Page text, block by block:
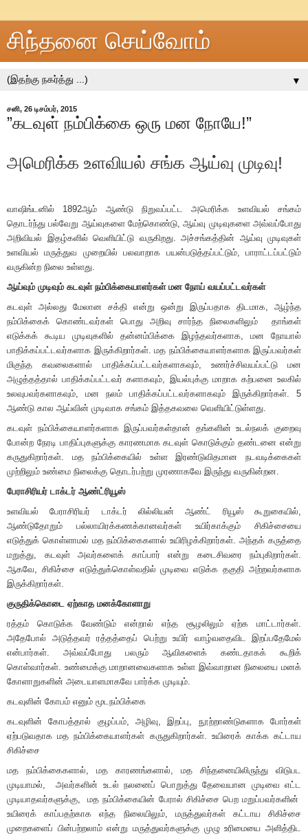
சிந்தனை செய்வோம்
▼
சனி, 26 டிசம்பர், 2015
”கடவுள் நம்பிக்கை ஒரு மன நோயே!”
அமெரிக்க உளவியல் சங்க ஆய்வு முடிவு!
வாஷிங்டனில் 1892ஆம் ஆண்டு நிறுவப்பட்ட அமெரிக்க உளவியல் சங்கம்
தொடர்ந்து பல்வேறு ஆய்வுகளை மேற்கொண்டு, ஆய்வு முடிவுகளை அவ்வப்போது
அறிவியல் இதழ்களில் வெளியிட்டு வருகிறது. அச்சங்கத்தின் ஆய்வு முடிவுகள்
உளவியல் மருத்துவ முறையில் பலவாறாக பயன்படுத்தப்பட்டும், பாராட்டப்பட்டும்
வருகின்ற நிலை உள்ளது.
ஆய்வும் முடிவும் கடவுள் நம்பிக்கையாளர்கள் மன நோய் வயப்பட்டவர்கள்
கடவுள் அல்லது மேலான சக்தி என்று ஒன்று இருப்பதாக திடமாக, ஆழ்ந்த
நம்பிக்கைக் கொண்டவர்கள் பொது அறிவு சார்ந்த நிலைகளிலும் தாங்கள்
எடுக்கக் கூடிய முடிவுகளில் தன்னம்பிக்கை இழந்தவர்களாக, மன நோயால்
பாதிக்கப்பட்டவர்களாக இருக்கிறார்கள். மத நம்பிக்கையாளர்களாக இருப்பவர்கள்
மிகுந்த கவலைகளால் பாதிக்கப்பட்டவர்களாகவும், உணர்ச்சிவயப்பட்டு மன
அழுத்தத்தால் பாதிக்கப்பட்டவர் களாகவும், இயல்புக்கு மாறாக கற்பனை உலகில்
உலவுபவர்களாகவும், மன நலம் பாதிக்கப்பட்டவர்களாகவும் இருக்கிறார்கள். 5
ஆண்டு கால ஆய்வின் முடிவாக சங்கம் இத்தகவலை வெளியிட்டுள்ளது.
கடவுள் நம்பிக்கையாளர்களாக இருப்பவர்கள்தான் தங்களின் உடல்நலக் குறைவு
போன்ற நேரடி பாதிப்புகளுக்கு காரணமாக கடவுள் கொடுக்கும் தண்டனை என்று
கருதுகிறார்கள். மத நம்பிக்கையில் உள்ள இரண்டுவிதமான நடவடிக்கைகள்
முற்றிலும் உண்மை நிலைக்கு தொடர்பற்று முரணாகவே இருந்து வருகின்றன.
பேராசிரியர் டாக்டர் ஆண்ட்ரியூஸ்
உளவியல் பேராசிரியர் டாக்டர் லில்லியன் ஆண்ட் ரியூஸ் கூறுகையில்,
ஆண்டுதோறும் பல்லாயிரக்கணக்கானவர்கள் உயிர்காக்கும் சிகிச்சையை
எடுத்துக் கொள்ளாமல் மத நம்பிக்கைகளால் உயிரிழக்கிறார்கள். அந்தக் கருத்தை
மறுத்து, கடவுள் அவர்களைக் காப்பார் என்று கடைசிவரை நம்புகிறார்கள்.
ஆகவே, சிகிச்சை எடுத்துக்கொள்வதில் முடிவை எடுக்க தகுதி அற்றவர்களாக
இருக்கிறார்கள்.
குருதிக்கொடை ஏற்காத மனக்கோளாறு
ரத்தம் கொடுக்க வேண்டும் என்றால் எந்த சூழலிலும் ஏற்க மாட்டார்கள்.
அதேபோல் அடுத்தவர் ரத்தத்தைப் பெற்று உயிர் வாழ்வதைவிட இறப்பதேமேல்
என்பார்கள். அவ்வப்போது பலரும் ஆவிகளைக் கண்டதாகக் கூறிக்
கொள்வார்கள். உண்மைக்கு மாறானவைகளாக உள்ள இவ்வாறான நிலையை மனக்
கோளாறுகளின் அடையாளமாகவே பார்க்க முடியும்.
கடவுளின் கோபம் எனும் மூடநம்பிக்கை
கடவுளின் கோபத்தால் குழப்பம், அழிவு, இறப்பு, நூற்றாண்டுகளாக போர்கள்
ஏற்படுவதாக மத நம்பிக்கையாளர்கள் கருதுகிறார்கள். உயிரைக் காக்க கட்டாய
சிகிச்சை
மத நம்பிக்கைகளால், மத காரணங்களால், மத சிந்தனையிலிருந்து விடுபட
முடியாமல், அவர்களின் உடல் நலனைப் பொறுத்து தேவையான முடிவை எட்ட
முடியாதவர்களுக்கு, மத நம்பிக்கையின் பேரால் சிகிச்சை பெற மறுப்பவர்களின்
உயிரைக் காப்பதற்காக எந்த நிலையிலும், மருத்துவர்கள் கட்டாய சிகிச்சை
முறைகளைப் பின்பற்றலாம் என்று மருத்துவர்களுக்கு முழு உரிமையை அளித்திட